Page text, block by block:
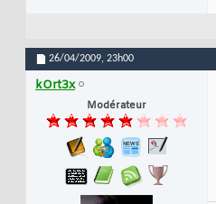
26/04/2009, 23h00
kOrt3x
Modérateur